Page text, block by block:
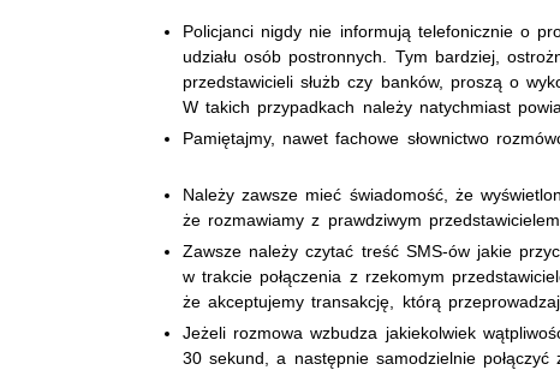
Policjanci nigdy nie informują telefonicznie o
udziału osób postronnych. Tym bardziej,
przedstawicieli służb czy banków, proszą o
W takich przypadkach należy natychmiast
Pamiętajmy, nawet fachowe słownictwo
Należy zawsze mieć świadomość, że
że rozmawiamy z prawdziwym przedstawicielem
Zawsze należy czytać treść SMS-ów jakie
w trakcie połączenia z rzekomym
że akceptujemy transakcję, którą
Jeżeli rozmowa wzbudza jakiekolwiek
30 sekund, a następnie samodzielnie połączyć